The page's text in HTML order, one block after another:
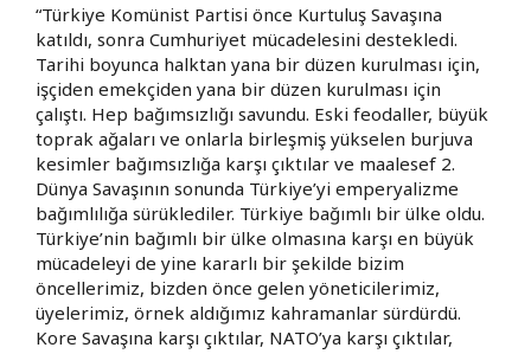
“Türkiye Komünist Partisi önce Kurtuluş Savaşına
katıldı, sonra Cumhuriyet mücadelesini destekledi.
Tarihi boyunca halktan yana bir düzen kurulması için,
işçiden emekçiden yana bir düzen kurulması için
çalıştı. Hep bağımsızlığı savundu. Eski feodaller, büyük
toprak ağaları ve onlarla birleşmiş yükselen burjuva
kesimler bağımsızlığa karşı çıktılar ve maalesef 2.
Dünya Savaşının sonunda Türkiye’yi emperyalizme
bağımlılığa sürüklediler. Türkiye bağımlı bir ülke oldu.
Türkiye’nin bağımlı bir ülke olmasına karşı en büyük
mücadeleyi de yine kararlı bir şekilde bizim
öncellerimiz, bizden önce gelen yöneticilerimiz,
üyelerimiz, örnek aldığımız kahramanlar sürdürdü.
Kore Savaşına karşı çıktılar, NATO’ya karşı çıktılar,